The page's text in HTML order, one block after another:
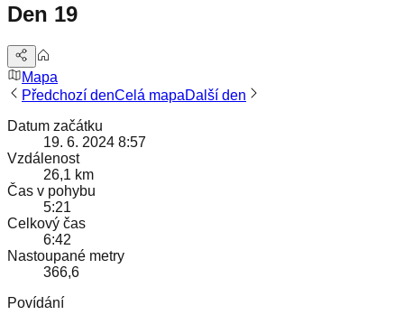
Den 19
Mapa
Předchozí denCelá mapaDalší den
Datum začátku
19. 6. 2024 8:57
Vzdálenost
26,1 km
Čas v pohybu
5:21
Celkový čas
6:42
Nastoupané metry
366,6
Povídání